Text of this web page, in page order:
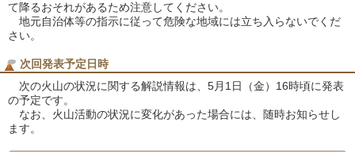
て降るおそれがあるため注意してください。
地元自治体等の指示に従って危険な地域には立ち入らないでくだ
さい。
次回発表予定日時
次の火山の状況に関する解説情報は、5月1日（金）16時頃に発表
の予定です。
なお、火山活動の状況に変化があった場合には、随時お知らせし
ます。